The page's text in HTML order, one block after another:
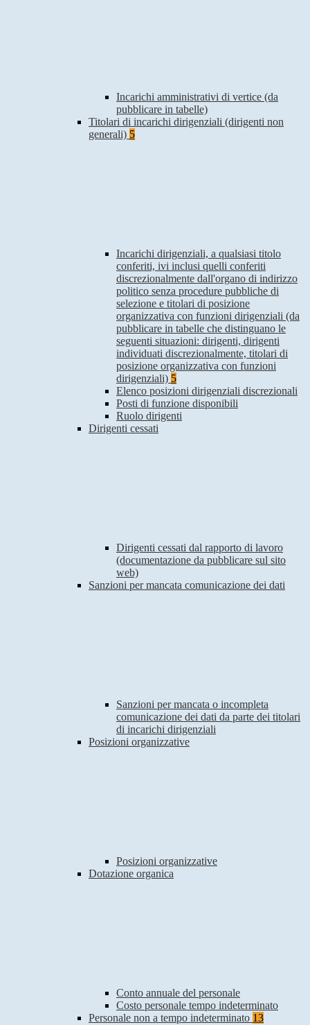
Incarichi amministrativi di vertice (da
pubblicare in tabelle)
Titolari di incarichi dirigenziali (dirigenti non
generali) 5
Incarichi dirigenziali, a qualsiasi titolo
conferiti, ivi inclusi quelli conferiti
discrezionalmente dall'organo di indirizzo
politico senza procedure pubbliche di
selezione e titolari di posizione
organizzativa con funzioni dirigenziali (da
pubblicare in tabelle che distinguano le
seguenti situazioni: dirigenti, dirigenti
individuati discrezionalmente, titolari di
posizione organizzativa con funzioni
dirigenziali) 5
Elenco posizioni dirigenziali discrezionali
Posti di funzione disponibili
Ruolo dirigenti
Dirigenti cessati
Dirigenti cessati dal rapporto di lavoro
(documentazione da pubblicare sul sito
web)
Sanzioni per mancata comunicazione dei dati
Sanzioni per mancata o incompleta
comunicazione dei dati da parte dei titolari
di incarichi dirigenziali
Posizioni organizzative
Posizioni organizzative
Dotazione organica
Conto annuale del personale
Costo personale tempo indeterminato
Personale non a tempo indeterminato 13